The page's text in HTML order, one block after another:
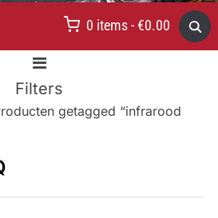
0 items - €0.00
Filters
getagged “infrarood